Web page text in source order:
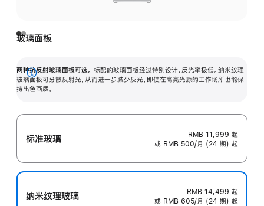
玻璃面板
两种抗反射玻璃面板可选。 标配的玻璃面板经过特别设计，反光率极低。纳米纹理
玻璃面板可分散反射光，从而进一步减少反光，即使在高亮光源的工作场所也能保
持出色画质。
展
开
标准玻璃 RMB 11,999 起
或 RMB 500/月 (24 期) 起
纳米纹理玻璃 RMB 14,499 起
或 RMB 605/月 (24 期) 起